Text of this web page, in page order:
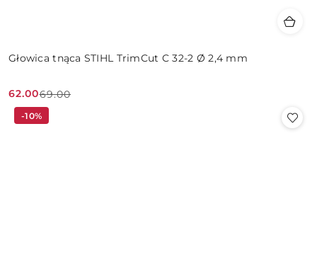
Głowica tnąca STIHL TrimCut C 32-2 Ø 2,4 mm
Cena
promocyjna:
62.00
Cena
przed
69.00
-10%